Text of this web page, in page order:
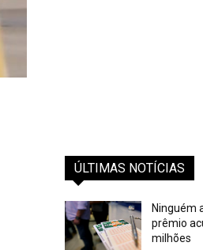
ÚLTIMAS NOTÍCIAS
Ninguém
prêmio
milhões